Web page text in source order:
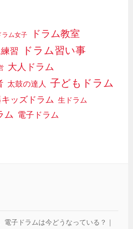
ラム女子 ドラム教室
習 ドラム習い事
大人ドラム
太鼓の達人 子どもドラム
ッズドラム 生ドラム
ム 電子ドラム
電子ドラムは今どうなっている？｜